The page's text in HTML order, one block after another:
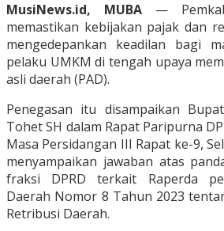
MusiNews.id, MUBA —
memastikan kebijakan pajak dan
mengedepankan keadilan bagi
pelaku UMKM di tengah upaya
asli daerah (PAD).
Penegasan itu disampaikan
Tohet SH dalam Rapat Paripurna
Masa Persidangan III Rapat ke-9,
menyampaikan jawaban atas
fraksi DPRD terkait Raperda
Daerah Nomor 8 Tahun 2023
Retribusi Daerah.